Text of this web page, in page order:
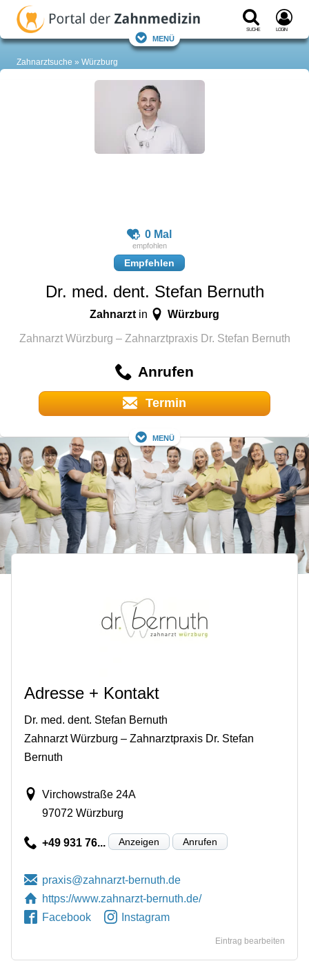
Suche Login
Menü
Zahnarztsuche Würzburg
0 Mal
Empfehlen
Dr. med. dent. Stefan Bernuth
Zahnarztin Würzburg
Zahnarzt Würzburg – Zahnarztpraxis Dr. Stefan Bernuth
Anrufen
Termin
Menü
Adresse + Kontakt
Dr. med. dent. Stefan Bernuth
Zahnarzt Würzburg – Zahnarztpraxis Dr. Stefan
Bernuth
Virchowstraße 24A
97072 Würzburg
+49 931 76... Anzeigen Anrufen
https://www.zahnarzt-bernuth.de/
Facebook
Instagram
Eintrag bearbeiten